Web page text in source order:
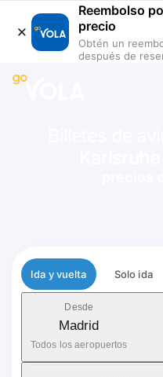
Reembolso
precio
Obtén un
después de
Tipo de vuelo
Ida y vuelta Solo ida
Desde
Madrid
Todos los aeropuertos